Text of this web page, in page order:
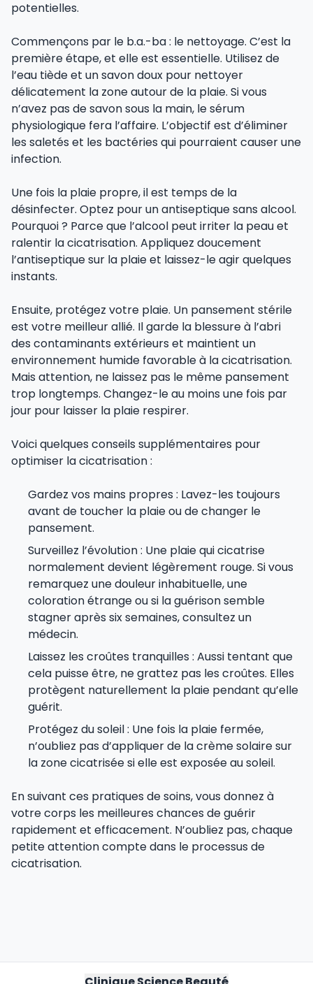
potentielles.
Commençons par le b.a.-ba : le nettoyage. C’est la
première étape, et elle est essentielle. Utilisez de
l’eau tiède et un savon doux pour nettoyer
délicatement la zone autour de la plaie. Si vous
n’avez pas de savon sous la main, le sérum
physiologique fera l’affaire. L’objectif est d’éliminer
les saletés et les bactéries qui pourraient causer une
infection.
Une fois la plaie propre, il est temps de la
désinfecter. Optez pour un antiseptique sans alcool.
Pourquoi ? Parce que l’alcool peut irriter la peau et
ralentir la cicatrisation. Appliquez doucement
l’antiseptique sur la plaie et laissez-le agir quelques
instants.
Ensuite, protégez votre plaie. Un pansement stérile
est votre meilleur allié. Il garde la blessure à l’abri
des contaminants extérieurs et maintient un
environnement humide favorable à la cicatrisation.
Mais attention, ne laissez pas le même pansement
trop longtemps. Changez-le au moins une fois par
jour pour laisser la plaie respirer.
Voici quelques conseils supplémentaires pour
optimiser la cicatrisation :
Gardez vos mains propres : Lavez-les toujours
avant de toucher la plaie ou de changer le
pansement.
Surveillez l’évolution : Une plaie qui cicatrise
normalement devient légèrement rouge. Si vous
remarquez une douleur inhabituelle, une
coloration étrange ou si la guérison semble
stagner après six semaines, consultez un
médecin.
Laissez les croûtes tranquilles : Aussi tentant que
cela puisse être, ne grattez pas les croûtes. Elles
protègent naturellement la plaie pendant qu’elle
guérit.
Protégez du soleil : Une fois la plaie fermée,
n’oubliez pas d’appliquer de la crème solaire sur
la zone cicatrisée si elle est exposée au soleil.
En suivant ces pratiques de soins, vous donnez à
votre corps les meilleures chances de guérir
rapidement et efficacement. N’oubliez pas, chaque
petite attention compte dans le processus de
cicatrisation.